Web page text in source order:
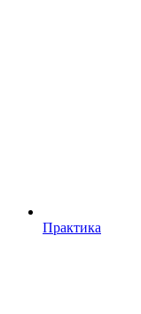
Практика
Практика